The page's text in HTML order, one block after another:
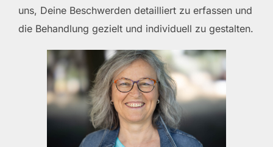
uns, Deine Beschwerden detailliert zu erfassen und
die Behandlung gezielt und individuell zu gestalten.